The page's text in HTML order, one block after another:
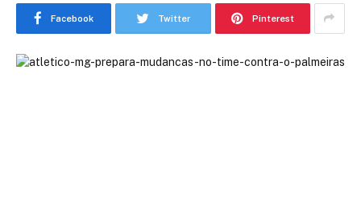
Facebook Twitter Pinterest